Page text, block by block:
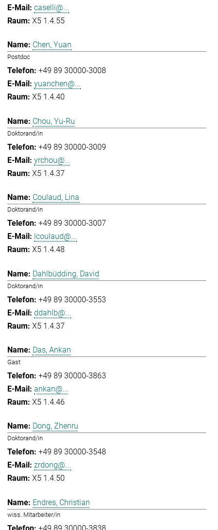
caselli@...
X5 1.4.55
Chen, Yuan
Postdoc
+49 89 30000-3008
yuanchen@...
X5 1.4.40
Chou, Yu-Ru
Doktorand/in
+49 89 30000-3009
yrchou@...
X5 1.4.37
Coulaud, Lina
Doktorand/in
+49 89 30000-3007
lcoulaud@...
X5 1.4.48
Dahlbüdding, David
Doktorand/in
+49 89 30000-3553
ddahlb@...
X5 1.4.37
Das, Ankan
Gast
+49 89 30000-3863
ankan@...
X5 1.4.46
Dong, Zhenru
Doktorand/in
+49 89 30000-3548
zrdong@...
X5 1.4.50
Endres, Christian
wiss. Mitarbeiter/in